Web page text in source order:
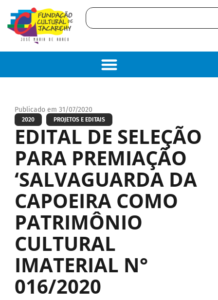
Publicado em 31/07/2020
2020 PROJETOS E EDITAIS
EDITAL DE SELEÇÃO
PARA PREMIAÇÃO
‘SALVAGUARDA DA
CAPOEIRA COMO
PATRIMÔNIO
CULTURAL
IMATERIAL N°
016/2020